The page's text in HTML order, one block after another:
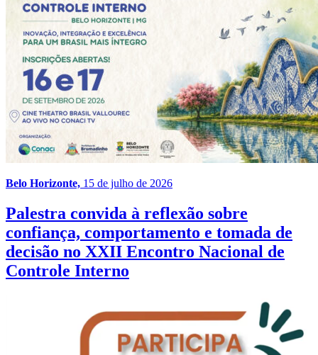
Belo Horizonte, 15 de julho de 2026
Palestra convida à reflexão sobre
confiança, comportamento e tomada de
decisão no XXII Encontro Nacional de
Controle Interno